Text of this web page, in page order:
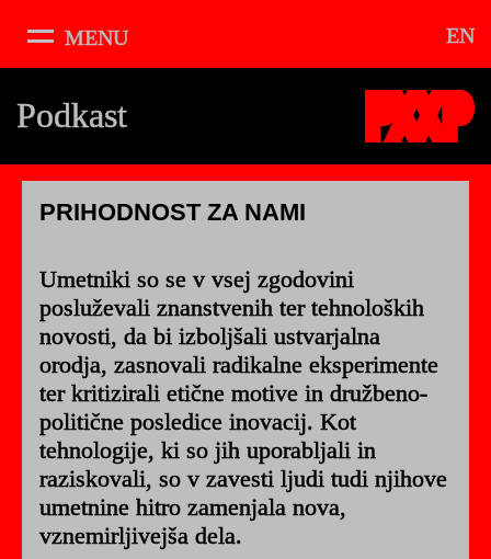
MENU
O festivalu
Urnik
Razstava
The Void
Podkast
Glasba
Umetniki
Kuratorji
Vajbi
Kolofon
EN
Podkast Pixxelpoint
PRIHODNOST ZA NAMI
Umetniki so se v vsej zgodovini
posluževali znanstvenih ter tehnoloških
novosti, da bi izboljšali ustvarjalna
orodja, zasnovali radikalne eksperimente
ter kritizirali etične motive in družbeno-
politične posledice inovacij. Kot
tehnologije, ki so jih uporabljali in
raziskovali, so v zavesti ljudi tudi njihove
umetnine hitro zamenjala nova,
vznemirljivejša dela.